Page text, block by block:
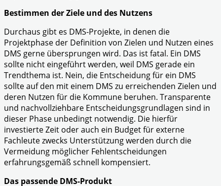
Bestimmen der Ziele und des Nutzens
Durchaus gibt es DMS-Projekte, in denen die
Projektphase der Definition von Zielen und Nutzen eines
DMS gerne übersprungen wird. Das ist fatal. Ein DMS
sollte nicht eingeführt werden, weil DMS gerade ein
Trendthema ist. Nein, die Entscheidung für ein DMS
sollte auf den mit einem DMS zu erreichenden Zielen und
deren Nutzen für die Kommune beruhen. Transparente
und nachvollziehbare Entscheidungsgrundlagen sind in
dieser Phase unbedingt notwendig. Die hierfür
investierte Zeit oder auch ein Budget für externe
Fachleute zwecks Unterstützung werden durch die
Vermeidung möglicher Fehlentscheidungen
erfahrungsgemäß schnell kompensiert.
Das passende DMS-Produkt